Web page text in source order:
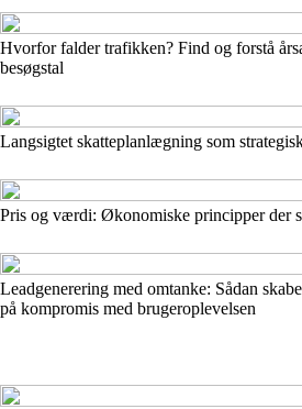
Hvorfor falder trafikken? Find og forstå
besøgstal
Langsigtet skatteplanlægning som
Pris og værdi: Økonomiske principper der
Leadgenerering med omtanke: Sådan
på kompromis med brugeroplevelsen